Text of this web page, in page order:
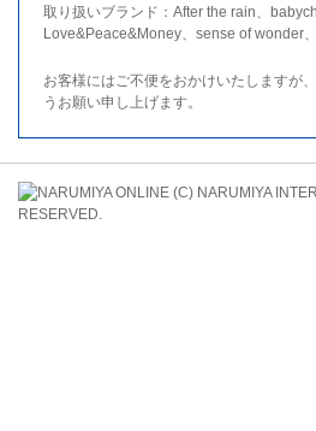
取り扱いブランド：After the rain、
Love&Peace&Money、sense of wonder
お客様にはご不便をおかけいたしますが
うお願い申し上げます。